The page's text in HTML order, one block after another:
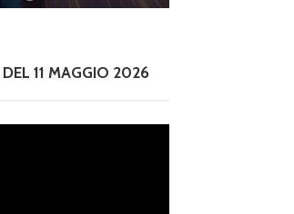
11 MAGGIO 2026